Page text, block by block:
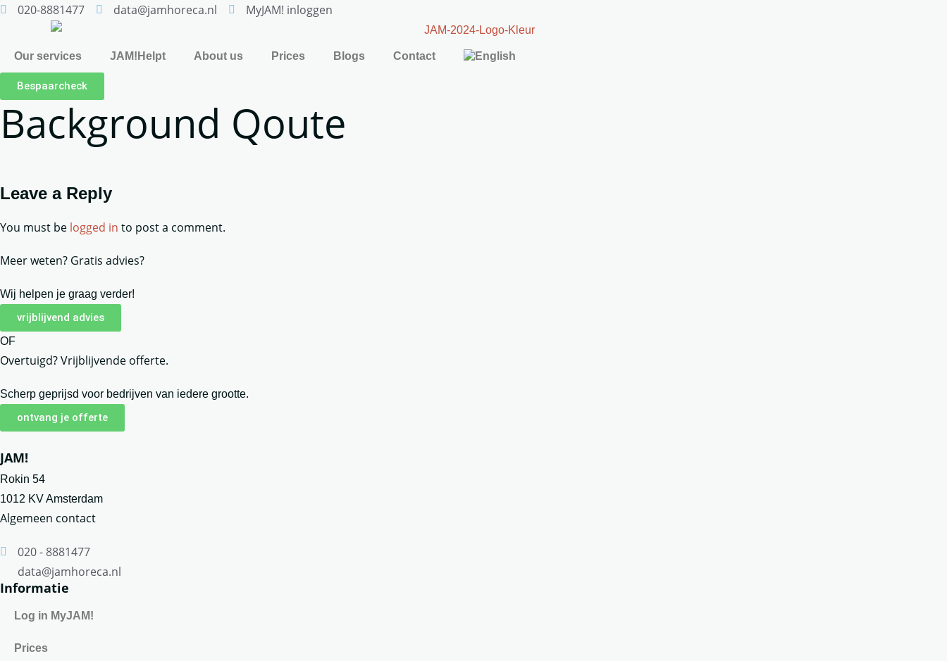
020-8881477 data@jamhoreca.nl MyJAM! inloggen
Our services JAM!Helpt About us Prices Blogs Contact
Bespaarcheck
Background Qoute
Leave a Reply
You must be logged in to post a comment.
Meer weten? Gratis advies?
Wij helpen je graag verder!
vrijblijvend advies
OF
Overtuigd? Vrijblijvende offerte.
Scherp geprijsd voor bedrijven van iedere grootte.
ontvang je offerte
JAM!
Rokin 54
1012 KV Amsterdam
Algemeen contact
020 - 8881477
data@jamhoreca.nl
Informatie
Log in MyJAM!
Prices